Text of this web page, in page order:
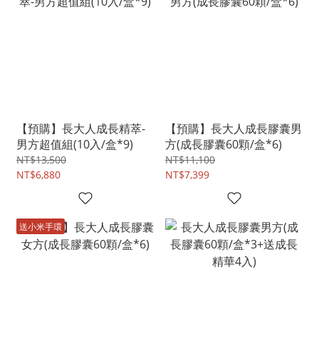
【預購】長大人成長精萃-
男方超值組(10入/盒*9)
NT$13,500
NT$6,880
【預購】長大人成長膠囊男
方(成長膠囊60顆/盒*6)
NT$11,100
NT$7,399
送小米手環